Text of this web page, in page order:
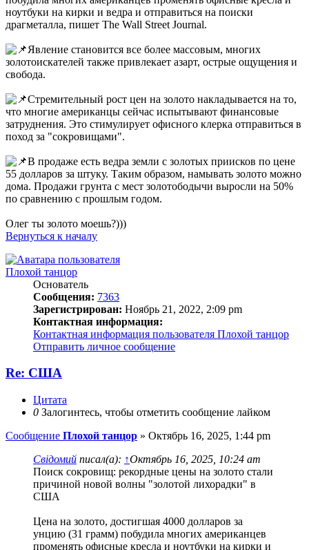
ноутбуки на кирки и ведра и отправиться на поиски
драгметалла, пишет The Wall Street Journal.
Явление становится все более массовым, многих
золотоискателей также привлекает азарт, острые ощущения и
свобода.
Стремительный рост цен на золото накладывается на то,
что многие американцы сейчас испытывают финансовые
затруднения. Это стимулирует офисного клерка отправиться в
поход за "сокровищами".
В продаже есть ведра земли с золотых приисков по цене
55 долларов за штуку. Таким образом, намывать золото можно
дома. Продажи грунта с мест золотободычи выросли на 50%
по сравнению с прошлым годом.
Олег ты золото моешь?)))
Вернуться к началу
Плохой танцор
Основатель
Сообщения: 7363
Зарегистрирован: Ноябрь 21, 2022, 2:09 pm
Контактная информация:
Контактная информация пользователя Плохой танцор
Отправить личное сообщение
Re: США
Цитата
0 Залогинтесь, чтобы отметить сообщение лайком
Сообщение Плохой танцор » Октябрь 16, 2025, 1:44 pm
Свідомий писал(а): ↑Октябрь 16, 2025, 10:24 am
Поиск сокровищ: рекордные цены на золото стали
причиной новой волны "золотой лихорадки" в
США
Цена на золото, достигшая 4000 долларов за
унцию (31 грамм) побудила многих американцев
променять офисные кресла и ноутбуки на кирки и